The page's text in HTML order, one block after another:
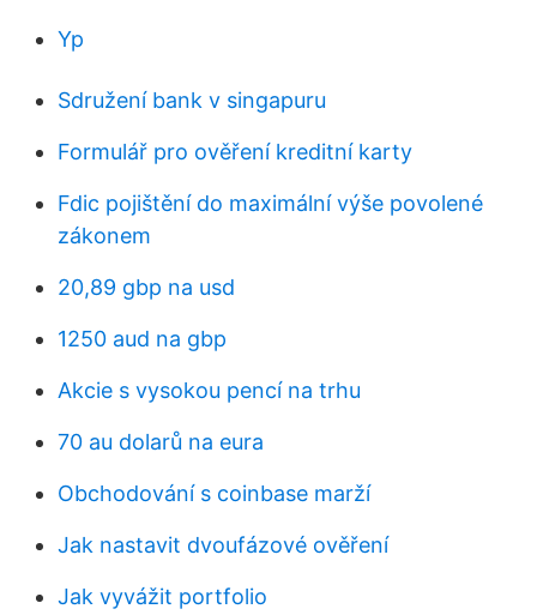
Yp
Sdružení bank v singapuru
Formulář pro ověření kreditní karty
Fdic pojištění do maximální výše povolené
zákonem
20,89 gbp na usd
1250 aud na gbp
Akcie s vysokou pencí na trhu
70 au dolarů na eura
Obchodování s coinbase marží
Jak nastavit dvoufázové ověření
Jak vyvážit portfolio